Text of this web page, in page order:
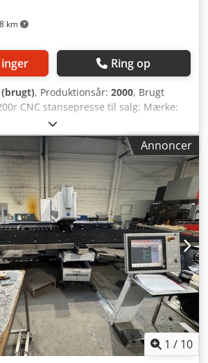
power vacuum-diesystem for at
km
Ring op
, Produktionsår: 2000, Brugt
CNC stansepresse til salg: Mærke:
200 Årgang: 2000 Type: CNC
Bosch CC 220 Chodevq N Ndepfx
16,5 Bevægelse X-akse (mm): 80
akse (mm): 55 m/min Samtidig
(X+Y m/min): 97 m/min Maks.
6,4 Værktøjsskiftetid (sek.): 1,5-6,5 s
15 Maks. huldiameter (mm): 76,2
150 Maks. slagfrekvens (1/min): 420
6 mm aluminium
Annoncer
1 / 10